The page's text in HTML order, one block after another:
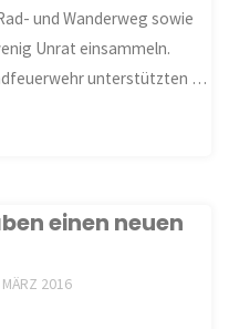
und Wanderweg sowie
Unrat einsammeln.
unterstützten …
einen neuen
2016